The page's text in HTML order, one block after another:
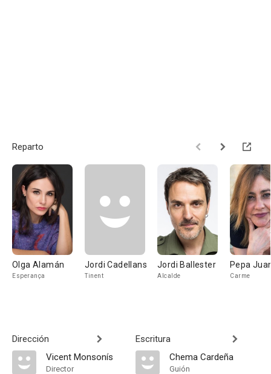
Reparto
Olga Alamán
Esperança
Jordi Cadellans
Tinent
Jordi Ballester
Alcalde
Pepa
Carme
Dirección
Vicent Monsonís
Director
Escritura
Chema Cardeña
Guión